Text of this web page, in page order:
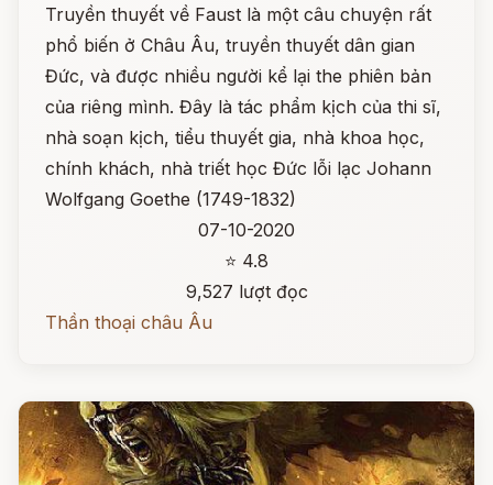
Truyền thuyết về Faust là một câu chuyện rất
phổ biến ở Châu Âu, truyền thuyết dân gian
Đức, và được nhiều người kể lại the phiên bản
của riêng mình. Đây là tác phẩm kịch của thi sĩ,
nhà soạn kịch, tiểu thuyết gia, nhà khoa học,
chính khách, nhà triết học Đức lỗi lạc Johann
Wolfgang Goethe (1749-1832)
07-10-2020
⭐ 4.8
9,527 lượt đọc
Thần thoại châu Âu